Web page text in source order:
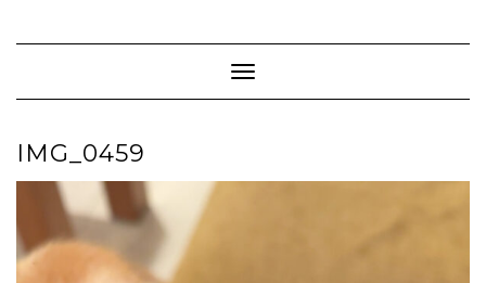
Toggle Navigation
IMG_0459